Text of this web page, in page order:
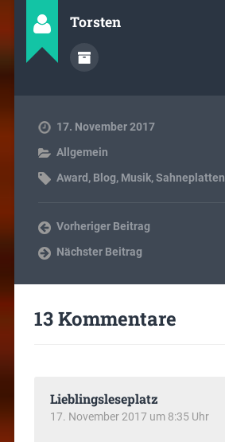
Torsten
17. November 2017
Allgemein
Award, Blog, Musik,Sahneplatten
Vorheriger Beitrag
Nächster Beitrag
13 Kommentare
Lieblingsleseplatz
17. November 2017 um 8:35 Uhr